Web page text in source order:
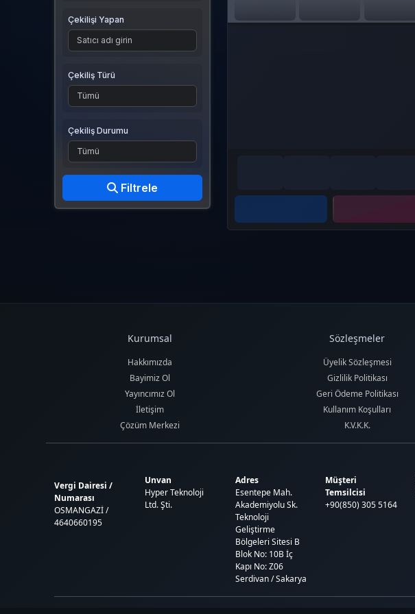
Çekilişi Yapan
Çekiliş Türü
Çekiliş Durumu
Filtrele
Kurumsal
Hakkımızda
Bayimiz Ol
Yayıncımız Ol
İletişim
Çözüm Merkezi
Sözleşmeler
Üyelik Sözleşmesi
Gizlilik Politikası
Geri Ödeme Politikası
Kullanım Koşulları
K.V.K.K.
Vergi Dairesi /
Numarası
OSMANGAZİ /
4640660195
Unvan
Hyper Teknoloji
Ltd. Şti.
Adres
Esentepe Mah.
Akademiyolu Sk.
Teknoloji
Geliştirme
Bölgeleri Sitesi B
Blok No: 10B İç
Kapı No: Z06
Serdivan / Sakarya
Müşteri
Temsilcisi
+90(850) 305 5164